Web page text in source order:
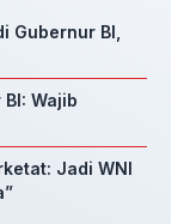
Gubernur BI,
Wajib
Jadi WNI